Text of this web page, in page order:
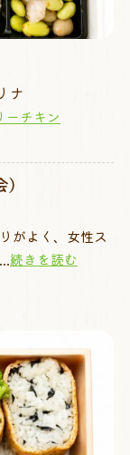
ナ
ーチキン
がよく、女性ス
続きを読む